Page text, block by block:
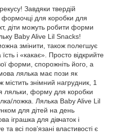
Завдяки твердій
формочці для коробки для
діти можуть робити форми
Baby Alive Lil Snacks!
змінити, також полегшує
і «какає». Просто відкрийте
форми, спорожніть його, а
лялька має пози як
містить знімний нагрудник, 1
ляльки, форму для коробки
ложка. Лялька Baby Alive Lil
для дітей на день
іграшка для дівчаток і
та всі пов’язані властивості є